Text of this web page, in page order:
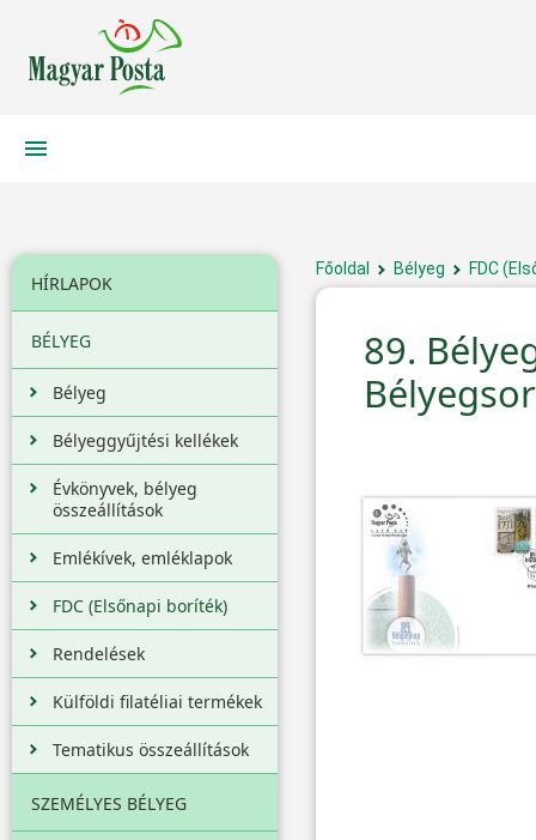
HÍRLAPOK
BÉLYEG
Bélyeg
Bélyeggyűjtési kellékek
Évkönyvek, bélyeg
összeállítások
Emlékívek, emléklapok
FDC (Elsőnapi boríték)
Rendelések
Külföldi filatéliai termékek
Tematikus összeállítások
SZEMÉLYES BÉLYEG
Főoldal Bélyeg FDC
89.
Bélyegsor